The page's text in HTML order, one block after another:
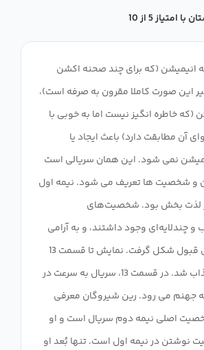
امتیاز 5 از 10
انیمیشن (که برای چند صحنه اکشن
این صورت کاملا مقرون به صرفه است)،
خاطره انگیز نیست اما به خوبی با
آن مطابقت دارد) باعث ایجاد یا
نمی شود. این همان سریالی است
و شخصیت ها تعریف می شود. نیمه اول
لذت بخش بود. شخصیت‌های
چندلایه‌ای وجود داشتند، و به آرامی
رازی جذاب و قابل قبول شکل گرفت. نمایش تا قسمت 13
بیشتر و بیشتر جذاب شد. در قسمت 13، سریال به سرعت در
جهنم می رود. رین شیروگان معرفی
اصلی نیمه دوم سریال است و او
نوشتن در نیمه اول است. تنها بُعد او